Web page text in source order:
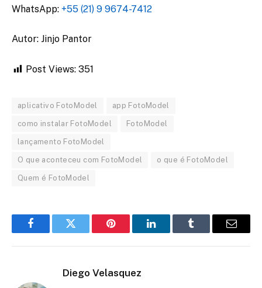
WhatsApp: +55 (21) 9 9674-7412
Autor: Jinjo Pantor
Post Views: 351
aplicativo FotoModel app FotoModel
como instalar FotoModel FotoModel
lançamento FotoModel
O que aconteceu com FotoModel o que é FotoModel
Quem é FotoModel
FacebookTwitter Pinterest LinkedInTumblr Email
Diego Velasquez